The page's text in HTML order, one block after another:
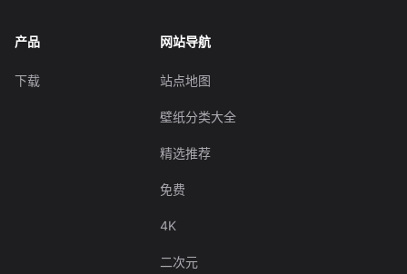
产品
下载
网站导航
站点地图
壁纸分类大全
精选推荐
免费
4K
二次元